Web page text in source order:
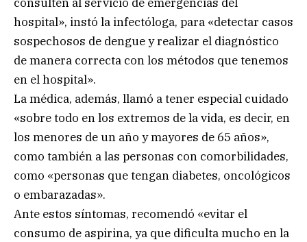
hospital», instó la infectóloga, para «detectar casos
sospechosos de dengue y realizar el diagnóstico
de manera correcta con los métodos que tenemos
en el hospital».
La médica, además, llamó a tener especial cuidado
«sobre todo en los extremos de la vida, es decir, en
los menores de un año y mayores de 65 años»,
como también a las personas con comorbilidades,
como «personas que tengan diabetes, oncológicos
o embarazadas».
Ante estos síntomas, recomendó «evitar el
consumo de aspirina, ya que dificulta mucho en la